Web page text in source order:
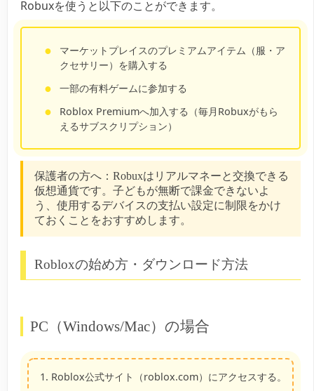
Robuxを使うと以下のことができます。
マーケットプレイスのプレミアムアイテム（服・ア
クセサリー）を購入する
一部の有料ゲームに参加する
Roblox Premiumへ加入する（毎月Robuxがもら
えるサブスクリプション）
保護者の方へ： Robuxはリアルマネーと交換できる
仮想通貨です。子どもが無断で課金できないよ
う、使用するデバイスの支払い設定に制限をかけ
ておくことをおすすめします。
Robloxの始め方・ダウンロード方法
PC（Windows/Mac）の場合
Roblox公式サイト（roblox.com）にアクセスする。